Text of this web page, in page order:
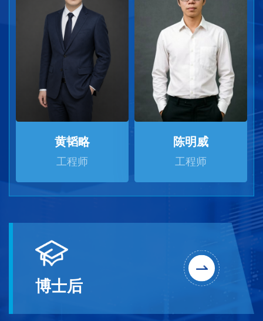
黄韬略
工程师
陈明威
工程师
博士后